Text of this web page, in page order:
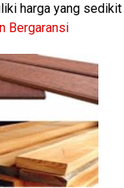
harga yang
Bergaransi